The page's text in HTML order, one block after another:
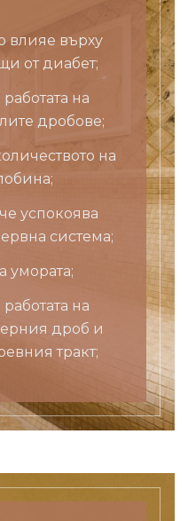
влияе върху
от диабет;
на
дробове;
на
успокоява
система;
умората;
на
дроб и
тракт;